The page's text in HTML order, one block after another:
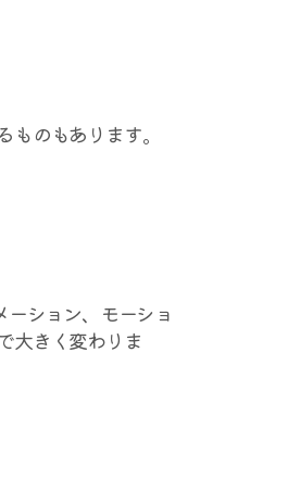
のもあります。
ション、モーショ
大きく変わりま